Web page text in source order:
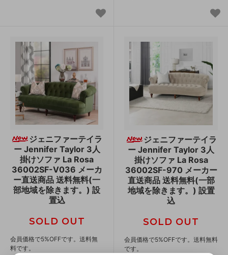
ジェニファーテイラ
ー Jennifer Taylor 3人
掛けソファ La Rosa
36002SF-V036 メーカ
ー直送商品 送料無料(一
部地域を除きます。) 設
置込
SOLD OUT
会員価格で5%OFFです。送料無
料です。
ジェニファーテイラ
ー Jennifer Taylor 3人
掛けソファ La Rosa
36002SF-970 メーカー
直送商品 送料無料(一部
地域を除きます。) 設置
込
SOLD OUT
会員価格で5%OFFです。送料無料
です。